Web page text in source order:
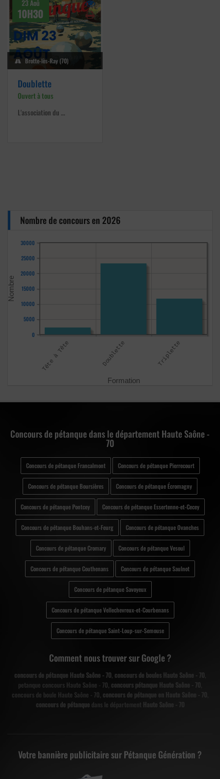
23 Aoû
10H30
Brotte-lès-Ray (70)
Doublette
Ouvert à tous
L'association du …
Nombre de concours en 2026
0
5000
10000
15000
20000
25000
30000
Concours de pétanque dans le département Haute Saône -
70
Concours de pétanque Francalmont Concours de pétanque Pierrecourt
Concours de pétanque Boursières Concours de pétanque Écromagny
Concours de pétanque Pontcey Concours de pétanque Essertenne-et-Cecey
Concours de pétanque Bouhans-et-Feurg Concours de pétanque Ovanches
Concours de pétanque Cromary Concours de pétanque Vesoul
Concours de pétanque Couthenans Concours de pétanque Saulnot
Concours de pétanque Savoyeux
Concours de pétanque Vellechevreux-et-Courbenans
Concours de pétanque Saint-Loup-sur-Semouse
Comment nous trouver sur Google ?
concours de pétanque Haute Saône - 70, concours de boules Haute Saône - 70
petanque concours Haute Saône - 70, concours pétanque Haute Saône - 70
concours de boule Haute Saône - 70, concours de pétanque en Haute Saône - 70
concours de pétanque dans le département Haute Saône - 70
Votre bannière publicitaire sur Pétanque Génération ?